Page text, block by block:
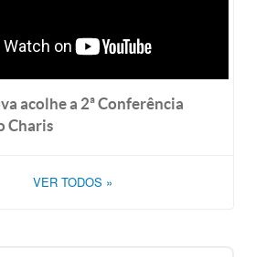
acolhe a 2ª Conferência
Charis
VER TODOS »